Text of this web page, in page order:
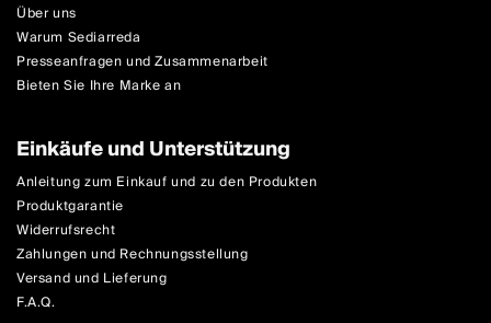
Über uns
Warum Sediarreda
Presseanfragen und Zusammenarbeit
Bieten Sie Ihre Marke an
Einkäufe und Unterstützung
Anleitung zum Einkauf und zu den Produkten
Produktgarantie
Widerrufsrecht
Zahlungen und Rechnungsstellung
Versand und Lieferung
F.A.Q.